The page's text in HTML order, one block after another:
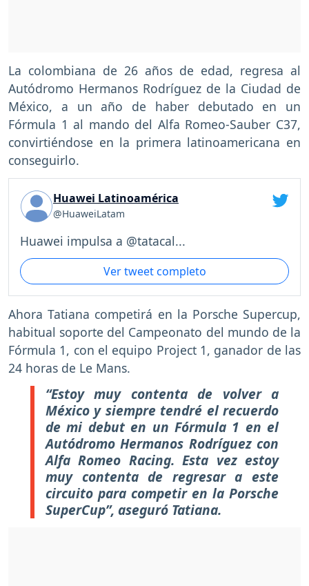
La colombiana de 26 años de edad, regresa al
Autódromo Hermanos Rodríguez de la Ciudad de
México, a un año de haber debutado en un
Fórmula 1 al mando del Alfa Romeo-Sauber C37,
convirtiéndose en la primera latinoamericana en
conseguirlo.
Huawei Latinoamérica
@HuaweiLatam
Huawei impulsa a @tatacal...
Ver tweet completo
Ahora Tatiana competirá en la Porsche Supercup,
habitual soporte del Campeonato del mundo de la
Fórmula 1, con el equipo Project 1, ganador de las
24 horas de Le Mans.
“Estoy muy contenta de volver a
México y siempre tendré el recuerdo
de mi debut en un Fórmula 1 en el
Autódromo Hermanos Rodríguez con
Alfa Romeo Racing. Esta vez estoy
muy contenta de regresar a este
circuito para competir en la Porsche
SuperCup”, aseguró Tatiana.